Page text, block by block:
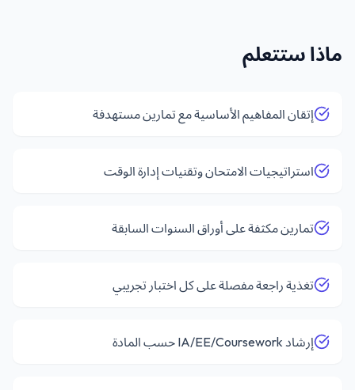
ماذا ستتعلم
إتقان المفاهيم الأساسية مع تمارين مستهدفة
استراتيجيات الامتحان وتقنيات إدارة الوقت
تمارين مكثفة على أوراق السنوات السابقة
تغذية راجعة مفصلة على كل اختبار تجريبي
إرشاد IA/EE/Coursework حسب المادة